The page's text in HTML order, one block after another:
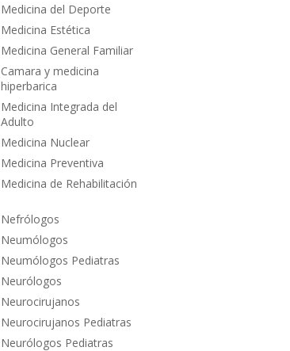
Medicina del Deporte
Medicina Estética
Medicina General Familiar
Camara y medicina
hiperbarica
Medicina Integrada del
Adulto
Medicina Nuclear
Medicina Preventiva
Medicina de Rehabilitación
Nefrólogos
Neumólogos
Neumólogos Pediatras
Neurólogos
Neurocirujanos
Neurocirujanos Pediatras
Neurólogos Pediatras